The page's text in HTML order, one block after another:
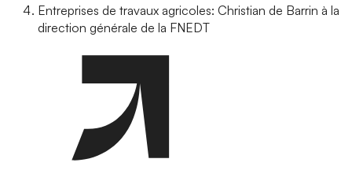
Entreprises de travaux agricoles: Christian de Barrin à la
direction générale de la FNEDT